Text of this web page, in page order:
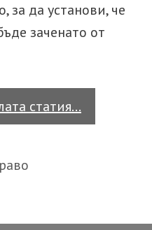
за да установи, че
заченато от
статия…
се